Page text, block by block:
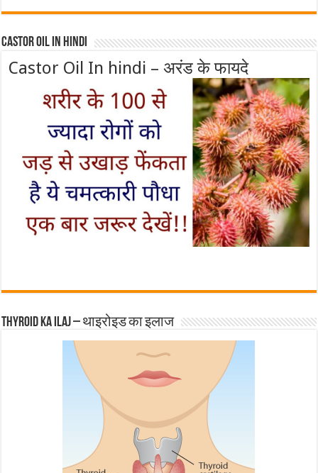
Castor Oil In Hindi
Castor Oil In hindi – अरंड के फायदे
Thyroid ka ilaj – थाइरोइड का इलाज